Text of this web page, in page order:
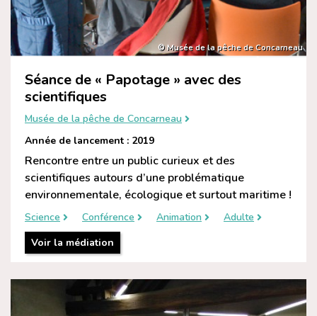
© Musée de la pêche de Concarneau
Séance de « Papotage » avec des
scientifiques
Musée de la pêche de Concarneau
Année de lancement : 2019
Rencontre entre un public curieux et des
scientifiques autours d’une problématique
environnementale, écologique et surtout maritime !
Science Conférence Animation
Adulte
Voir la médiation